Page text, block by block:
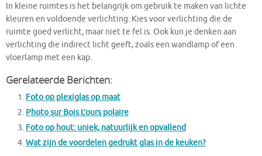
In kleine ruimtes is het belangrijk om gebruik te maken van lichte
kleuren en voldoende verlichting. Kies voor verlichting die de
ruimte goed verlicht, maar niet te fel is. Ook kun je denken aan
verlichting die indirect licht geeft, zoals een wandlamp of een
vloerlamp met een kap.
Gerelateerde Berichten:
Foto op plexiglas op maat
Photo sur Bois L’ours polaire
Foto op hout: uniek, natuurlijk en opvallend
Wat zijn de voordelen gedrukt glas in de keuken?